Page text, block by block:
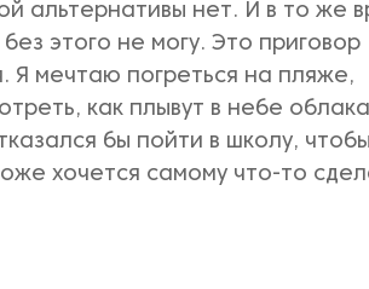
альтернативы нет. И в то же
этого не могу. Это приговор
Я мечтаю погреться на пляже,
как плывут в небе
бы пойти в школу, чтобы
хочется самому что-то